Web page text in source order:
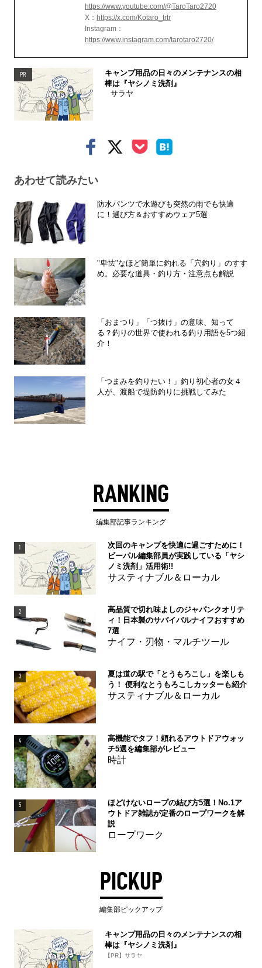
https://www.youtube.com/@TaroTaro2720
X： https://x.com/Kotaro_trtr
Instagram：
https://www.instagram.com/tarotaro2720/
PR
キャンプ用品の日々のメンテナンスの相
棒は『ヤシノミ洗剤』
サラヤ
あわせて読みたい
防水パンツで水遊びも突然の雨でも快適
に！選び方＆おすすめウェア5選
"卑怯"なほど簡単に釣れる「穴釣り」のすす
め。必要な道具・釣り方・注意点も解説
「おまつり」「つ抜け」の意味、知って
る？釣りの世界で使われる釣り用語を5つ紹
介！
「つまみを釣りたい！」釣り初心者の女４
人が、渡船で堤防釣りに挑戦してみた
RANKING
編集部記事ランキング
1
次回のキャンプを快適に過ごすために！
ビーパル編集部員が実践している「ヤシ
ノミ洗剤」活用術!!
サスティナブル＆ローカル
2
高品質で切れ味よしのジャパンクオリテ
ィ！日本製のサバイバルナイフおすすめ
7選
ナイフ・刃物・マルチツール
3
夏は道の駅で「とうもろこし」を楽しも
う！ 便利なとうもろこしカッターも紹介
サスティナブル＆ローカル
4
高機能でタフ！頼れるアウトドアウォッ
チ5選を編集部がレビュー
時計
5
ほどけないロープの結び方5選！No.1ア
ウトドア雑誌が定番のロープワークを解
説
ロープワーク
PICKUP
編集部ピックアップ
キャンプ用品の日々のメンテナンスの相
棒は『ヤシノミ洗剤』
【PR】サラヤ